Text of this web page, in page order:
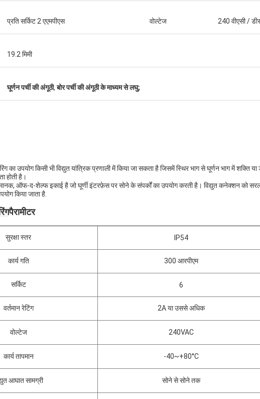
अच्छी गुणवत्ता, अगले
JINPAT पर्ची की अंगूठी उपस्थिति अच्छी है, ध्यान से
प्रति सर्किट 2 एएमपीएस वोल्टेज 240 वीएसी /
19.2 मिमी
घूर्णन पर्ची की अंगूठी,बोर पर्ची की अंगूठी के माध्यम से लघु;
का उपयोग किसी भी विद्युत यांत्रिक प्रणाली में किया जा सकता है जिसमें स्थिर भाग से घूर्णन भाग में शक्ति
होती है।
ऑफ-द-शेल्फ इकाई है जो घूर्णी इंटरफ़ेस पर सोने के संपर्कों का उपयोग करती है। विद्युत कनेक्शन को
किया जाता है.
पैरामीटर
सुरक्षा स्तर IP54
कार्य गति 300 आरपीएम
सर्किट 6
वर्तमान रेटिंग 2A या उससे अधिक
वोल्टेज 240VAC
कार्य तापमान -40~+80°C
आघात सामग्री सोने से सोने तक